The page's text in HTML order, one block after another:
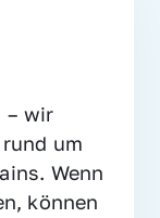
– wir
um
Wenn
können